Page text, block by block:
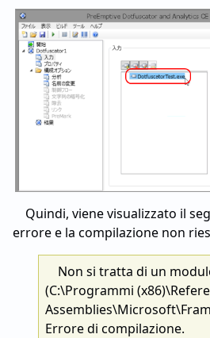
Quindi, viene visualizzato il
errore e la compilazione non
Non si tratta di un
(C:\Programmi
Errore di compilazione.